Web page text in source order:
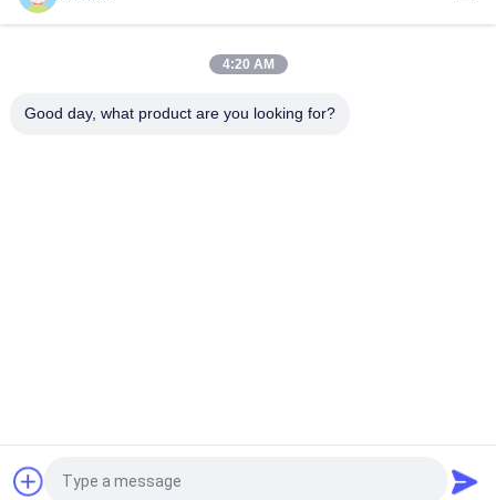
varistance de 0.1W 0.25W 0.4W SMD, varistance de SMT
Varistance d'OEM, le volume de varistance de l'utilisation 0402
Demandez un devis
4:20 AM
Good day, what product are you looking for?